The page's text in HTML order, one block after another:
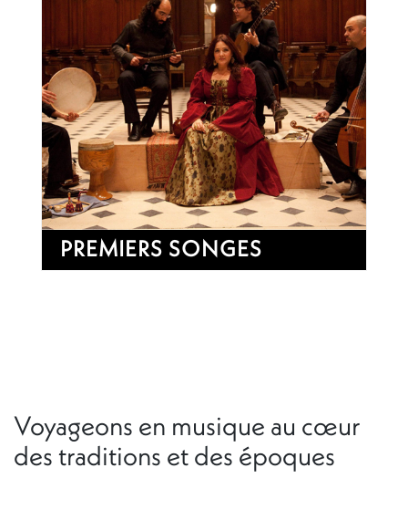
PREMIERS SONGES
Voyageons en musique au cœur
des traditions et des époques